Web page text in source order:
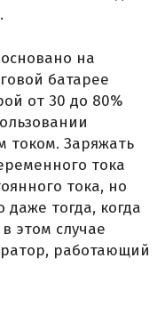
на
батарее
от 30 до 80%
током. Заряжать
тока
тока, но
тогда, когда
этом случае
работающий